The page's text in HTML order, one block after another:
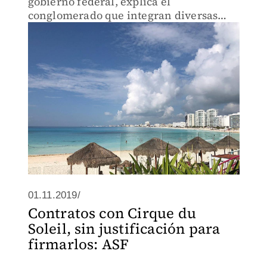
conglomerado que integran diversas
empresas turísticas.
01.11.2019/
Contratos con Cirque du
Soleil, sin justificación para
firmarlos: ASF